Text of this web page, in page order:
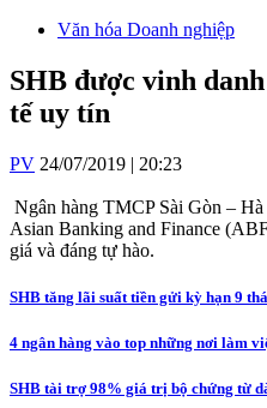
Văn hóa Doanh nghiệp
SHB được vinh
tế uy tín
PV 24/07/2019 | 20:23
Ngân hàng TMCP Sài Gòn –
Asian Banking and Finance
giá và đáng tự hào.
SHB tăng lãi suất tiền gửi kỳ hạn 9
4 ngân hàng vào top những nơi làm
SHB tài trợ 98% giá trị bộ chứng từ